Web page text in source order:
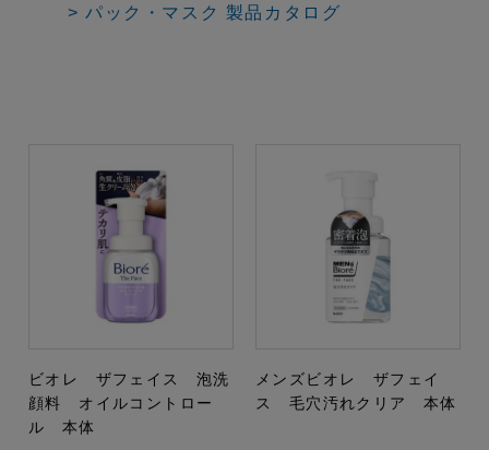
> パック・マスク 製品カタログ
ビオレ ザフェイス 泡洗
顔料 オイルコントロー
ル 本体
メンズビオレ ザフェイ
ス 毛穴汚れクリア 本体